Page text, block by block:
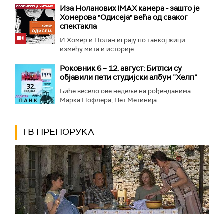
Иза Ноланових IMAX камера - зашто је
Хомерова "Одисеја" већа од сваког
спектакла
И Хомер и Нолан играју по танкој жици
између мита и историје...
Роковник 6 – 12. август: Битлси су
објавили пети студијски албум ”Хелп”
Биће весело ове недеље на рођенданима
Марка Нофлера, Пет Метинија...
ТВ ПРЕПОРУКА